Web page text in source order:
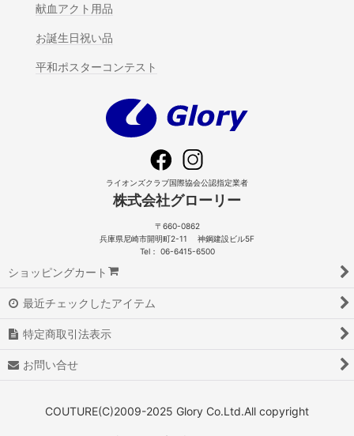
献血アクト用品
お誕生日祝い品
平和ポスターコンテスト
ライオンズクラブ国際協会公認指定業者
株式会社グローリー
〒660-0862
兵庫県尼崎市開明町2-11 神鋼建設ビル5F
Tel： 06-6415-6500
ショッピングカート
最近チェックしたアイテム
特定商取引法表示
お問い合せ
COUTURE(C)2009-2025 Glory Co.Ltd.All copyright